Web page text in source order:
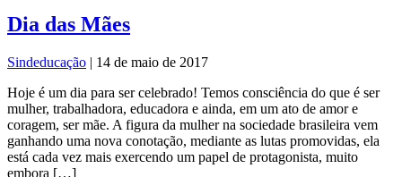
Dia das Mães
Sindeducação | 14 de maio de 2017
Hoje é um dia para ser celebrado! Temos consciência do que é ser
mulher, trabalhadora, educadora e ainda, em um ato de amor e
coragem, ser mãe. A figura da mulher na sociedade brasileira vem
ganhando uma nova conotação, mediante as lutas promovidas, ela
está cada vez mais exercendo um papel de protagonista, muito
embora […]